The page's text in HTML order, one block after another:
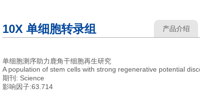
10X 单细胞转录组 产品介绍
单细胞测序助力鹿角干细胞再生研究
A population of stem cells with strong regenerative potential
期刊: Science
影响因子:63.714